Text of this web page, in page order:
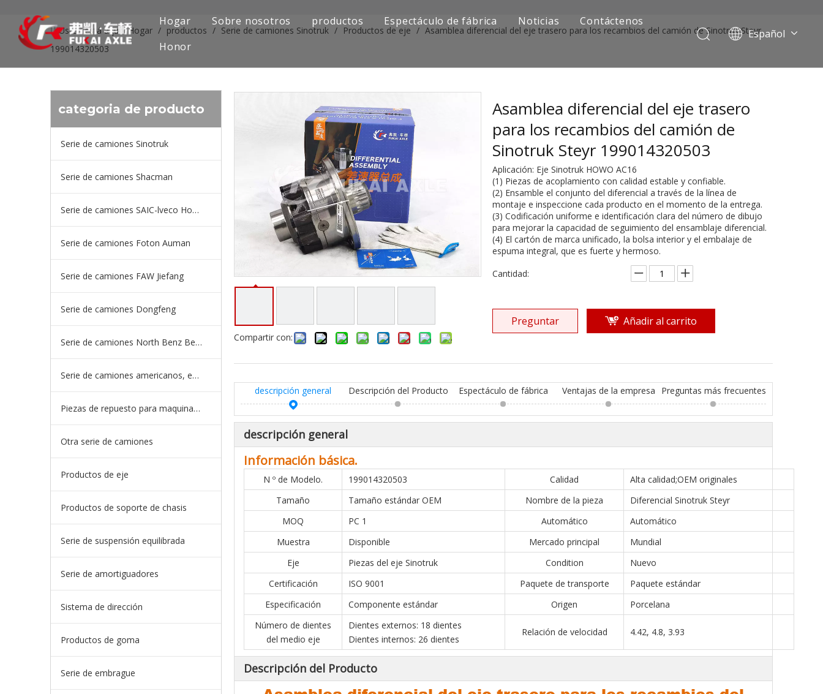
Hogar Sobre nosotros productos
Serie de camiones SAIC-lveco Hongyan
Serie de camiones Foton Auman
Serie de camiones FAW Jiefang
Serie de camiones Dongfeng
Serie de camiones europea y japonesa
Piezas de repuesto para maquinaria de ingeniería de camiones mineros
Otra serie de camiones
Espectáculo de fábrica Noticias
Contáctenos
Honor
Español
Pусский
العربية
Usted está aquí: Hogar / productos / Serie de camiones Sinotruk / Productos de eje / Asamblea diferencial del eje trasero para los recambios del camión de Sinotruk Steyr
199014320503
categoria de producto
Serie de camiones Sinotruk
Serie de camiones Shacman
Serie de camiones SAIC-lveco Hongyan
Serie de camiones Foton Auman
Serie de camiones FAW Jiefang
Serie de camiones Dongfeng
Serie de camiones North Benz Beiben
Serie de camiones americanos, europeos y japoneses
Piezas de repuesto para maquinaria de ingeniería de camiones mineros
Otra serie de camiones
Productos de eje
Productos de soporte de chasis
Serie de suspensión equilibrada
Serie de amortiguadores
Sistema de dirección
Productos de goma
Serie de embrague
Compartir con:
Asamblea diferencial del eje trasero
para los recambios del camión de
Sinotruk Steyr 199014320503
Aplicación: Eje Sinotruk HOWO AC16
(1) Piezas de acoplamiento con calidad estable y confiable.
(2) Ensamble el conjunto del diferencial a través de la línea de
montaje e inspeccione cada producto en el momento de la entrega.
(3) Codificación uniforme e identificación clara del número de dibujo
para mejorar la capacidad de seguimiento del ensamblaje diferencial.
(4) El cartón de marca unificado, la bolsa interior y el embalaje de
espuma integral, que es fuerte y hermoso.
Cantidad:
Preguntar Añadir al carrito
descripción general Descripción del Producto Espectáculo de fábrica Ventajas de la empresa Preguntas más frecuentes
descripción general
Información básica.
N º de Modelo. 199014320503 Calidad
Alta calidad;OEM originales
Tamaño
Tamaño estándar OEM Nombre de la pieza
Diferencial Sinotruk Steyr
MOQ
PC 1 Automático
Automático
Muestra
Disponible Mercado principal
Mundial
Eje
Piezas del eje Sinotruk Condition
Nuevo
Certificación
ISO 9001 Paquete de transporte
Paquete estándar
Especificación
Componente estándar Origen
Porcelana
Número de dientes
del medio eje
Dientes externos: 18 dientes
Dientes internos: 26 dientes
Relación de velocidad 4.42, 4.8, 3.93
Descripción del Producto